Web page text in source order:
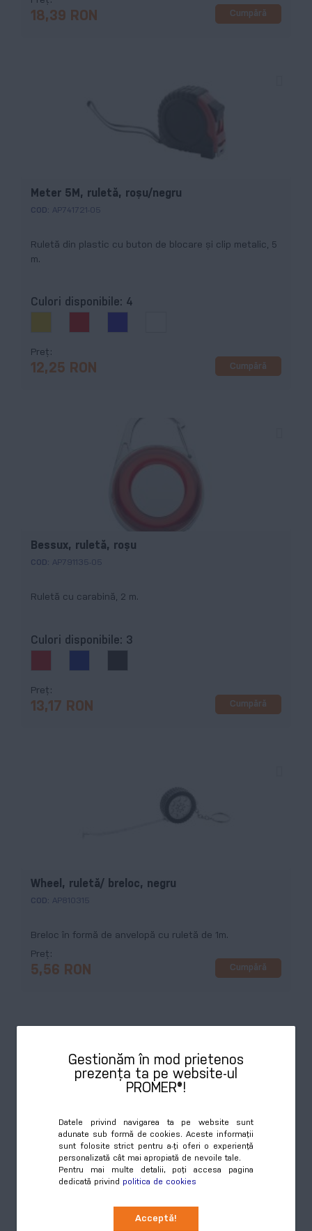
Gestionăm în mod prietenos
prezența ta pe website-ul
PROMER®!
Datele privind navigarea ta pe website sunt
adunate sub formă de cookies. Aceste informații
sunt folosite strict pentru a-ți oferi o experiență
personalizată cât mai apropiată de nevoile tale.
Pentru mai multe detalii, poți accesa pagina
dedicată privind politica de cookies
Acceptă!
18,39 RON Cumpără
Meter 5M, ruletă, roșu/negru
COD: AP741721-05
Ruletă din plastic cu buton de blocare și clip metalic, 5
m.
Culori disponibile: 4
Preț
12,25 RON Cumpără
Bessux, ruletă, roșu
COD: AP791135-05
Ruletă cu carabină, 2 m.
Culori disponibile: 3
Preț
13,17 RON Cumpără
Wheel, ruletă/ breloc, negru
COD: AP810315
Breloc în formă de anvelopă cu ruletă de 1m.
Preț
5,56 RON Cumpără
Mansard, metru, alb
AP892003